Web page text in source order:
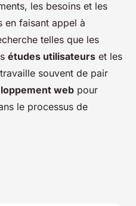
les besoins et les
en faisant appel à
telles que les
études utilisateurs et les
souvent de pair
web pour
le processus de